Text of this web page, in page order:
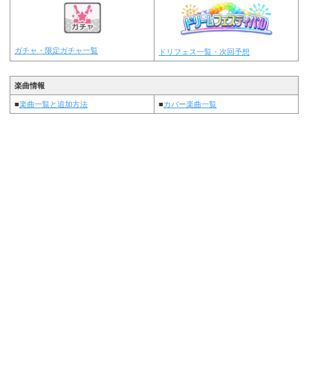
ガチャ・限定ガチャ一覧 ドリフェス一覧・次回予想
楽曲情報
■楽曲一覧と追加方法 ■カバー楽曲一覧